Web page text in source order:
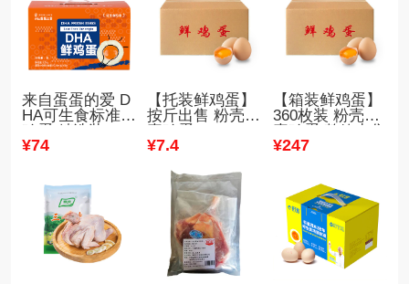
来自蛋蛋的爱 D
HA可生食标准鲜
鸡蛋 精选装（30
枚/箱）
¥74
【托装鲜鸡蛋】
按斤出售 粉壳褐
壳鸡蛋
¥7.4
【箱装鲜鸡蛋】
360枚装 粉壳褐
壳鸡蛋 整箱出售
30斤-47斤装
¥247